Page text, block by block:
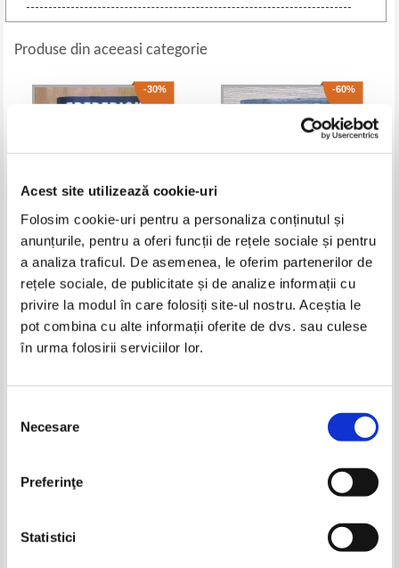
Acest site utilizează cookie-uri
Folosim cookie-uri pentru a personaliza conținutul și
anunțurile, pentru a oferi funcții de rețele sociale și pentru
a analiza traficul. De asemenea, le oferim partenerilor de
rețele sociale, de publicitate și de analize informații cu
privire la modul în care folosiți site-ul nostru. Aceștia le
pot combina cu alte informații oferite de dvs. sau culese
în urma folosirii serviciilor lor.
consimțământului
Necesare
Preferinţe
Statistici
Produse din aceeasi categorie
-30%
Frederick Forsyth - Avenger
Pret: 10,00Lei 7,00 Lei
Adaugă în coș
-60%
Colin Wilson - Order of
assassins. The psychology of
murder
Pret:24,00Lei 9,60 Lei
Adaugă în coș
-60% -60%